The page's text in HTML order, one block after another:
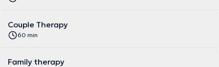
Couple Therapy
60 min
Family therapy